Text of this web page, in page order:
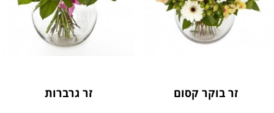
זר בוקר קסום זר גרברות